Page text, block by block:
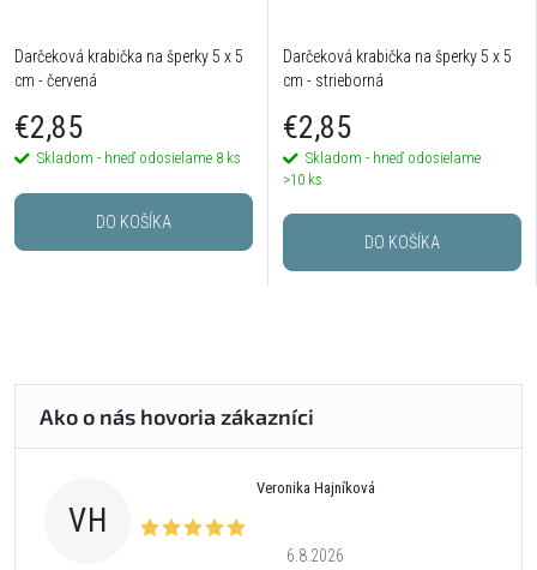
Darčeková krabička na šperky 5 x 5
cm - červená
€2,85
Skladom - hneď odosielame 8 ks
DO KOŠÍKA
Darčeková krabička na šperky 5 x 5
cm - strieborná
€2,85
Skladom - hneď odosielame
>10 ks
DO KOŠÍKA
VH
Veronika Hajníková
6.8.2026